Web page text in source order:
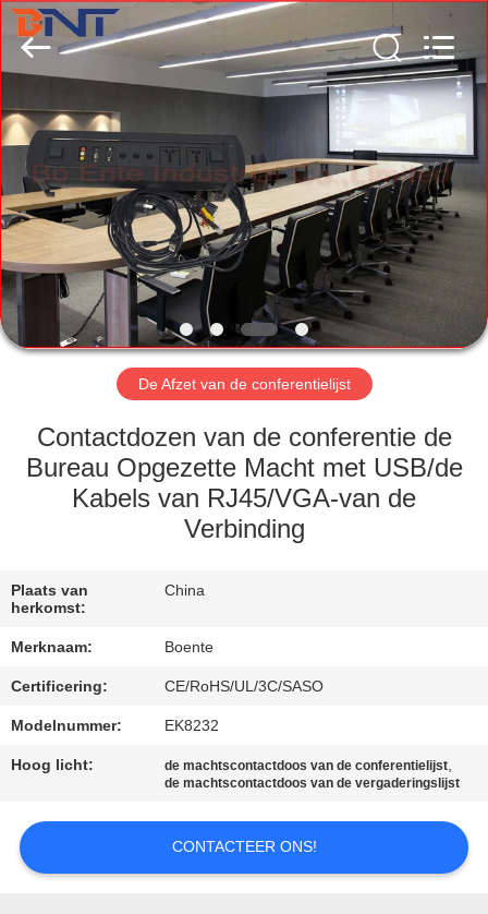
HUIS
PRODUCTEN
ONGEVEER
ONS
FABRIEKSREIS
KWALITEITSCONTROLE
CONTACTEER
NIEUWS
CONFERENCE
ROOM
SITEMAP
(Bo
Industrial
Reserved.
Developed
by
ECER
De Afzet van de conferentielijst
Contactdozen van de conferentie de
Bureau Opgezette Macht met USB/de
Kabels van RJ45/VGA-van de
Verbinding
Plaats van
herkomst:
China
Merknaam: Boente
Certificering: CE/RoHS/UL/3C/SASO
Modelnummer: EK8232
Hoog licht: de machtscontactdoos van de conferentielijst,
de machtscontactdoos van de vergaderingslijst
CONTACTEER ONS!